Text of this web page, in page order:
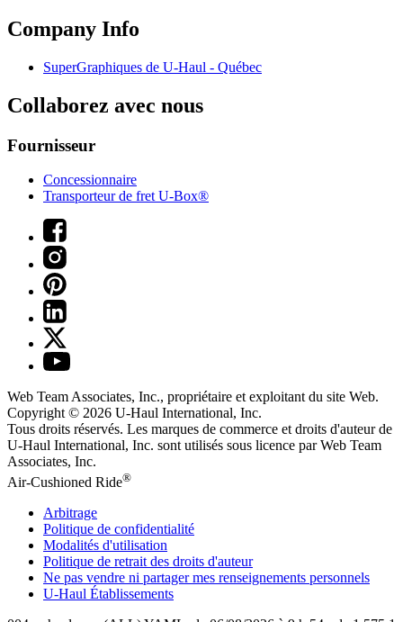
Company Info
SuperGraphiques de U-Haul - Québec
Collaborez avec nous
Fournisseur
Concessionnaire
Transporteur de fret U-Box®
Web Team Associates, Inc., propriétaire et exploitant du site Web.
Copyright © 2026 U-Haul International, Inc.
Tous droits réservés. Les marques de commerce et droits d'auteur de
U-Haul International, Inc. sont utilisés sous licence par Web Team
Associates, Inc.
Air-Cushioned Ride®
Arbitrage
Politique de confidentialité
Modalités d'utilisation
Politique de retrait des droits d'auteur
Ne pas vendre ni partager mes renseignements personnels
U-Haul Établissements